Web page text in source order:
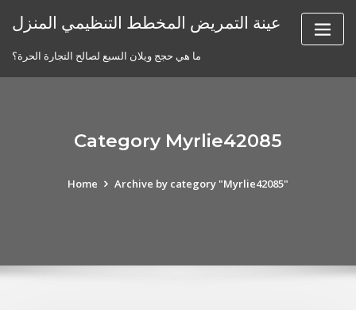
عينة التمريض المخطط التنظيمي المنزل
ما هي حجج ويلان السبع لصالح التجارة الحرة؟
Category Myrlie42085
Home Archive by category "Myrlie42085"